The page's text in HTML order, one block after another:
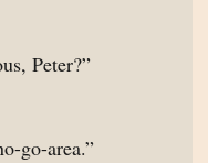
Peter?”
go-area.”